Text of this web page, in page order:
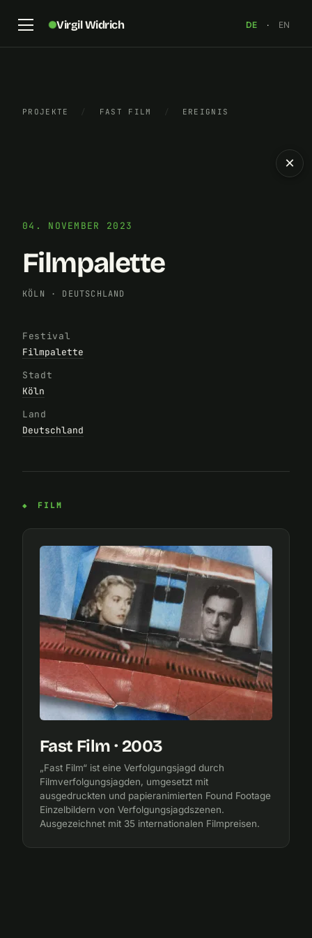
Virgil Widrich DE · EN
PROJEKTE / FAST FILM / EREIGNIS
04. NOVEMBER 2023
Filmpalette
KÖLN · DEUTSCHLAND
Festival
Filmpalette
Stadt
Köln
Land
Deutschland
FILM
Fast Film · 2003
„Fast Film“ ist eine Verfolgungsjagd durch
Filmverfolgungsjagden, umgesetzt mit
ausgedruckten und papieranimierten Found Footage
Einzelbildern von Verfolgungsjagdszenen.
Ausgezeichnet mit 35 internationalen Filmpreisen.
×